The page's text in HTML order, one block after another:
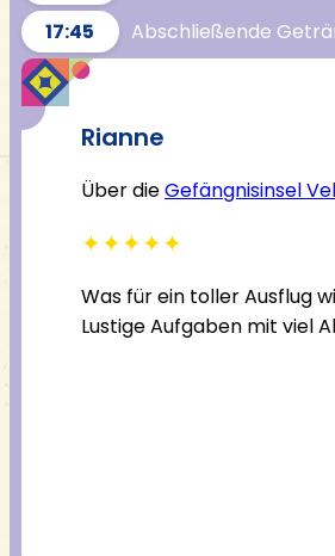
17:45
Abschließende
Rianne
Über dieGefängnisinsel
✦✦✦✦✦
Was für ein toller Ausflug
Lustige Aufgaben mit viel